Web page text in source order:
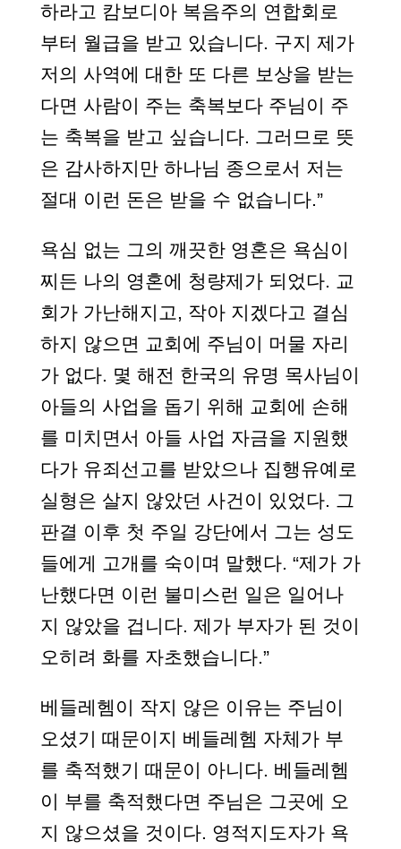
하라고 캄보디아 복음주의 연합회로
부터 월급을 받고 있습니다. 구지 제가
저의 사역에 대한 또 다른 보상을 받는
다면 사람이 주는 축복보다 주님이 주
는 축복을 받고 싶습니다. 그러므로 뜻
은 감사하지만 하나님 종으로서 저는
절대 이런 돈은 받을 수 없습니다.”
욕심 없는 그의 깨끗한 영혼은 욕심이
찌든 나의 영혼에 청량제가 되었다. 교
회가 가난해지고, 작아 지겠다고 결심
하지 않으면 교회에 주님이 머물 자리
가 없다. 몇 해전 한국의 유명 목사님이
아들의 사업을 돕기 위해 교회에 손해
를 미치면서 아들 사업 자금을 지원했
다가 유죄선고를 받았으나 집행유예로
실형은 살지 않았던 사건이 있었다. 그
판결 이후 첫 주일 강단에서 그는 성도
들에게 고개를 숙이며 말했다. “제가 가
난했다면 이런 불미스런 일은 일어나
지 않았을 겁니다. 제가 부자가 된 것이
오히려 화를 자초했습니다.”
베들레헴이 작지 않은 이유는 주님이
오셨기 때문이지 베들레헴 자체가 부
를 축적했기 때문이 아니다. 베들레헴
이 부를 축적했다면 주님은 그곳에 오
지 않으셨을 것이다. 영적지도자가 욕